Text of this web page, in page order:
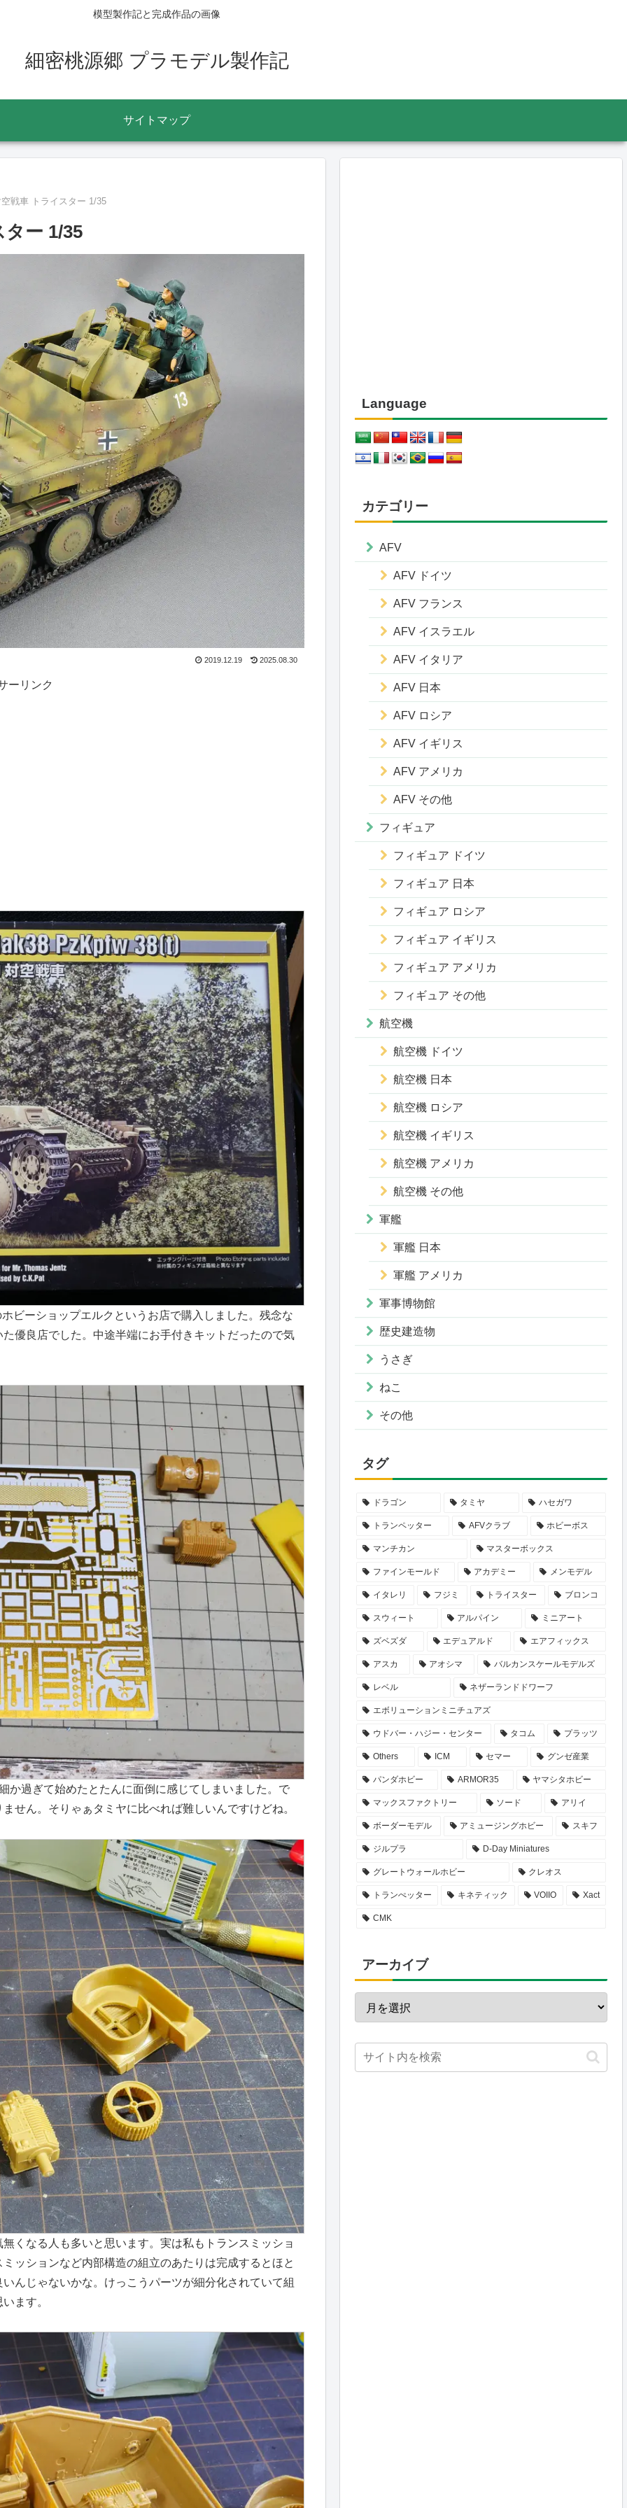
模型製作記と完成作品の画像
細密桃源郷 プラモデル製作記
サイトマップ
戦車 トライスター 1/35
ー 1/35
2019.12.19 2025.08.30
ーリンク
ビーショップエルクというお店で購入しました。残念な
優良店でした。中途半端にお手付きキットだったので気
か過ぎて始めたとたんに面倒に感じてしまいました。で
せん。そりゃぁタミヤに比べれば難しいんですけどね。
くなる人も多いと思います。実は私もトランスミッショ
ッションなど内部構造の組立のあたりは完成するとほと
んじゃないかな。けっこうパーツが細分化されていて組
ます。
Language
カテゴリー
AFV
AFV ドイツ
AFV フランス
AFV イスラエル
AFV イタリア
AFV 日本
AFV ロシア
AFV イギリス
AFV アメリカ
AFV その他
フィギュア
フィギュア ドイツ
フィギュア 日本
フィギュア ロシア
フィギュア イギリス
フィギュア アメリカ
フィギュア その他
航空機
航空機 ドイツ
航空機 日本
航空機 ロシア
航空機 イギリス
航空機 アメリカ
航空機 その他
軍艦
軍艦 日本
軍艦 アメリカ
軍事博物館
歴史建造物
うさぎ
ねこ
その他
タグ
ドラゴン タミヤ ハセガワ
トランペッター AFVクラブ ホビーボス
マンチカン マスターボックス
ファインモールド アカデミー メンモデル
イタレリ フジミ トライスター ブロンコ
スウィート アルパイン ミニアート
ズベズダ エデュアルド エアフィックス
アスカ アオシマ バルカンスケールモデルズ
レベル ネザーランドドワーフ
エボリューションミニチュアズ
ウドバー・ハジー・センター タコム プラッツ
Others ICM セマー グンゼ産業
パンダホビー ARMOR35 ヤマシタホビー
マックスファクトリー ソード アリイ
ボーダーモデル アミュージングホビー スキフ
ジルプラ D-Day Miniatures
グレートウォールホビー クレオス
トランぺッター キネティック VOIIO Xact
CMK
アーカイブ